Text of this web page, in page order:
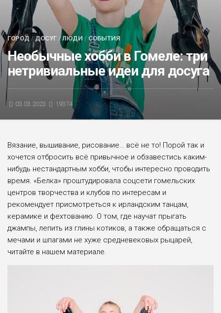
БЛИЦ-ОПРОС
АФИША
ГОРОД /ДОСУГ /ЛЮДИ / СОБЫТИЯ
Необычные хобби в Гомеле: три
нетривиальные идеи для досуга
03.03.2023 19374
Вязание, вышивание, рисование… всё не то! Порой так и
хочется отбросить всё привычное и обзавестись каким-
нибудь нестандартным хобби, чтобы интересно проводить
время. «Белка» проштудировала соцсети гомельских
центров творчества и клубов по интересам и
рекомендует присмотреться к ирланд­ским танцам,
керамике и фехтованию. О том, где на­учат прыгать
джампы, лепить из глины котиков, а также обращаться с
мечами и шпагами не хуже средневековых рыцарей,
читайте в нашем материале.